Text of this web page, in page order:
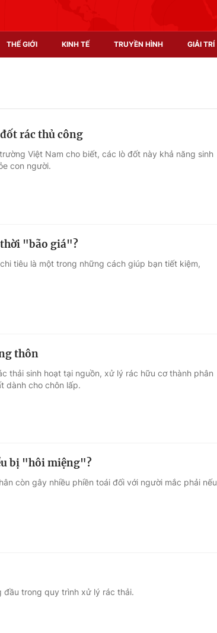
THẾ GIỚI KINH TẾ TRUYỀN HÌNH GIẢI TRÍ
cuộc sống
Học trực tuyến
rác thủ công
Việt Nam cho biết, các lò đốt này khả năng sinh
con người.
"bão giá"?
tiêu là một trong những cách giúp bạn tiết kiệm,
thôn
thải sinh hoạt tại nguồn, xử lý rác hữu cơ thành phân
dành cho chôn lấp.
bị "hôi miệng"?
còn gây nhiều phiền toái đối với người mắc phải nếu
đầu trong quy trình xử lý rác thải.